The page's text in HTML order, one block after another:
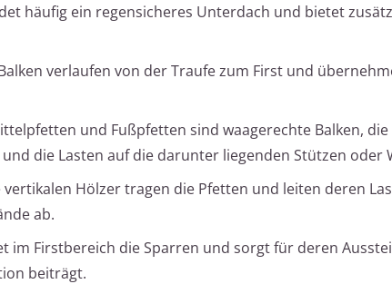
häufig ein regensicheres Unterdach und bietet
verlaufen von der Traufe zum First und
und Fußpfetten sind waagerechte Balken,
die Lasten auf die darunter liegenden Stützen oder
vertikalen Hölzer tragen die Pfetten und leiten deren
ab.
im Firstbereich die Sparren und sorgt für deren
beiträgt.